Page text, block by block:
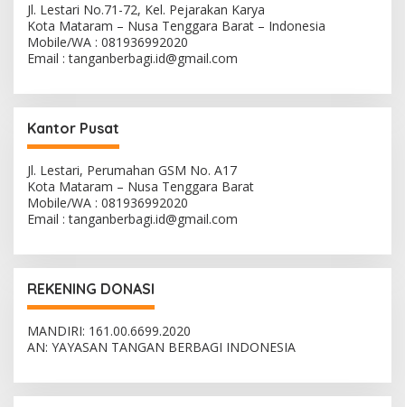
Jl. Lestari No.71-72, Kel. Pejarakan Karya
Kota Mataram – Nusa Tenggara Barat – Indonesia
Mobile/WA : 081936992020
Email : tanganberbagi.id@gmail.com
Kantor Pusat
Jl. Lestari, Perumahan GSM No. A17
Kota Mataram – Nusa Tenggara Barat
Mobile/WA : 081936992020
Email : tanganberbagi.id@gmail.com
REKENING DONASI
MANDIRI: 161.00.6699.2020
AN: YAYASAN TANGAN BERBAGI INDONESIA